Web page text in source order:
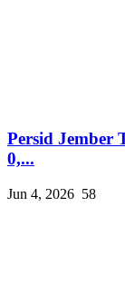
Persid Jember
0,...
Jun 4, 2026 58